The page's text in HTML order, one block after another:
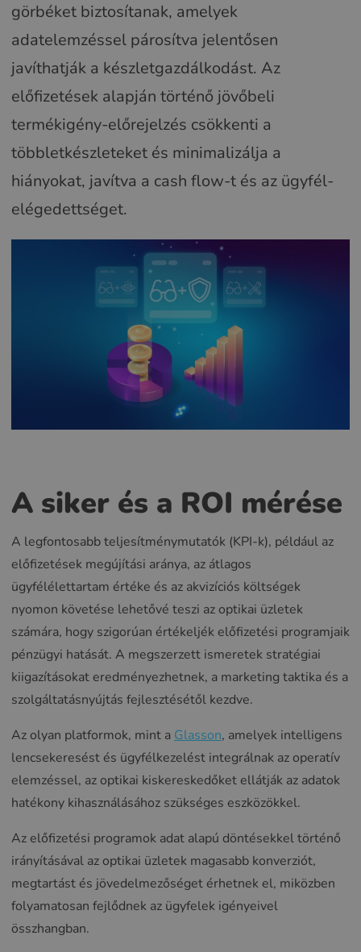
görbéket biztosítanak, amelyek
adatelemzéssel párosítva jelentősen
javíthatják a készletgazdálkodást. Az
előfizetések alapján történő jövőbeli
termékigény-előrejelzés csökkenti a
többletkészleteket és minimalizálja a
hiányokat, javítva a cash flow-t és az ügyfél-
elégedettséget.
A siker és a ROI mérése
A legfontosabb teljesítménymutatók (KPI-k), például az
előfizetések megújítási aránya, az átlagos
ügyfélélettartam értéke és az akvizíciós költségek
nyomon követése lehetővé teszi az optikai üzletek
számára, hogy szigorúan értékeljék előfizetési programjaik
pénzügyi hatását. A megszerzett ismeretek stratégiai
kiigazításokat eredményezhetnek, a marketing taktika és a
szolgáltatásnyújtás fejlesztésétől kezdve.
Az olyan platformok, mint a Glasson, amelyek intelligens
lencsekeresést és ügyfélkezelést integrálnak az operatív
elemzéssel, az optikai kiskereskedőket ellátják az adatok
hatékony kihasználásához szükséges eszközökkel.
Az előfizetési programok adat alapú döntésekkel történő
irányításával az optikai üzletek magasabb konverziót,
megtartást és jövedelmezőséget érhetnek el, miközben
folyamatosan fejlődnek az ügyfelek igényeivel
összhangban.